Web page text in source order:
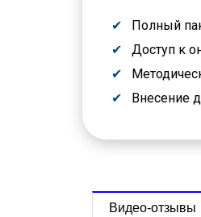
Полный
Доступ к
Внесение
Видео-отзывы